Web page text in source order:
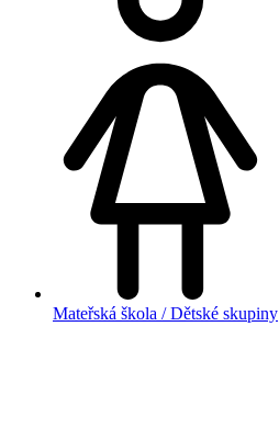
Mateřská škola / Dětské skupiny